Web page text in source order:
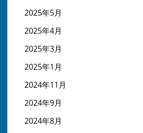
2025年5月
2025年4月
2025年3月
2025年1月
2024年11月
2024年9月
2024年8月